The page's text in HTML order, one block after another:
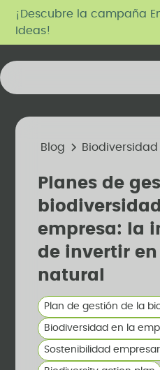
¡Descubre la campaña
Ideas!
Blog Biodiversidad
Planes de
empresa: la
de invertir en
natural
Plan de gestión de la
Biodiversidad en la
Sostenibilidad